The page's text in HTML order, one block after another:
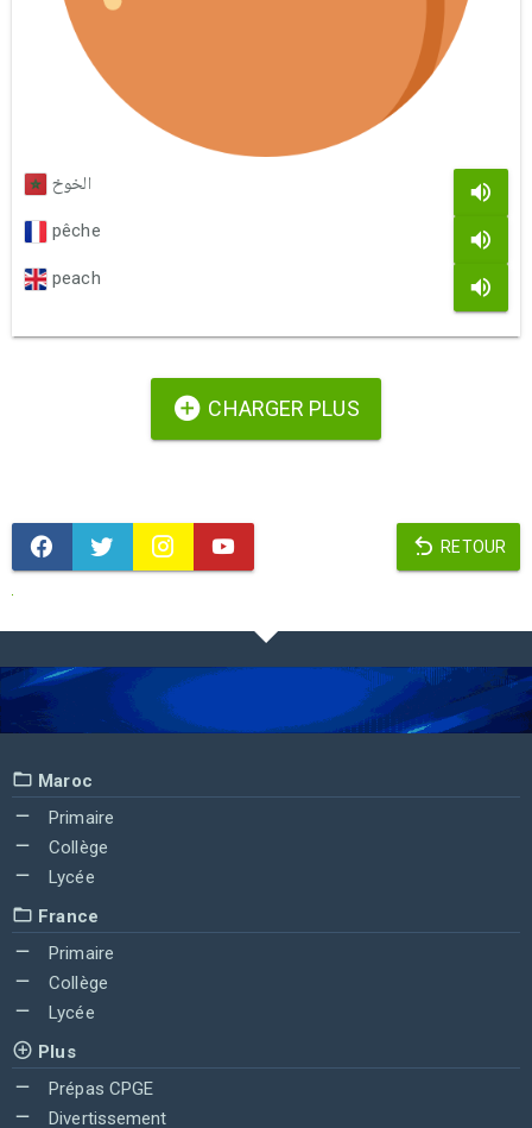
الخوخ
pêche
peach
CHARGER PLUS
RETOUR
Maroc
Primaire
Collège
Lycée
France
Primaire
Collège
Lycée
Plus
Prépas CPGE
Divertissement